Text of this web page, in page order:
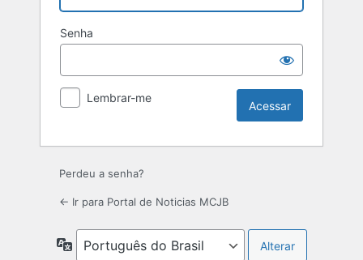
Senha
Lembrar-me
Perdeu a senha?
← Ir para Portal de Noticias MCJB
Idioma